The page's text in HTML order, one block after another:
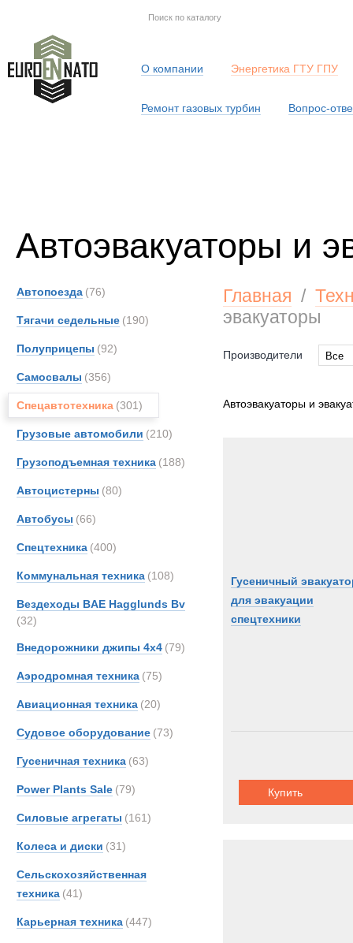
О компании Энергетика ГТУ ГПУ
Ремонт газовых турбин Вопрос-
Автоэвакуаторы и
Автопоезда (76)
Тягачи седельные (190)
Полуприцепы (92)
Самосвалы (356)
Спецавтотехника (301)
Грузовые автомобили (210)
Грузоподъемная техника (188)
Автоцистерны (80)
Автобусы (66)
Спецтехника (400)
Коммунальная техника (108)
Вездеходы BAE Hagglunds Bv
(32)
Внедорожники джипы 4х4 (79)
Аэродромная техника (75)
Авиационная техника (20)
Судовое оборудование (73)
Гусеничная техника (63)
Power Plants Sale (79)
Силовые агрегаты (161)
Колеса и диски (31)
Сельскохозяйственная
техника (41)
Карьерная техника (447)
Главная /
эвакуаторы
Производители
Все
Iveco
Volvo
Автоэвакуаторы и
Гусеничный
для эвакуации
спецтехники
Купить